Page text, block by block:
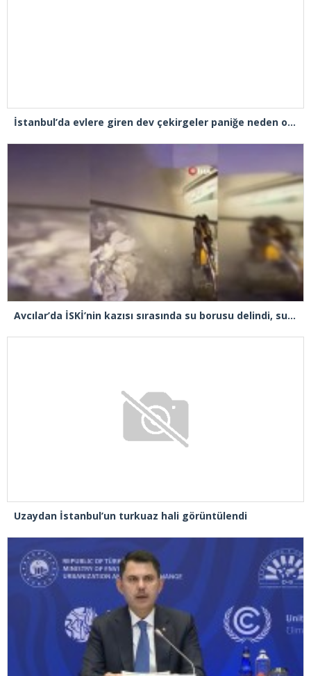
İstanbul’da evlere giren dev çekirgeler paniğe neden oldu
Avcılar’da İSKİ’nin kazısı sırasında su borusu delindi, su metrelerce yüksekliğe fışkırdı
Uzaydan İstanbul’un turkuaz hali görüntülendi